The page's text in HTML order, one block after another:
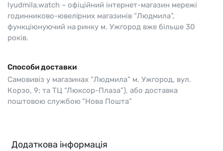
lyudmila.watch – офіційний інтернет-магазин мережі
годинниково-ювелірних магазинів “Людмила”,
функціюнуючий на ринку м. Ужгород вже більше 30
років.
Способи доставки
Самовивіз у магазинах “Людмила” м. Ужгород, вул.
Корзо, 9; та ТЦ “Люксор-Плаза”), або доставка
поштовою службою “Нова Пошта”
Додаткова інформація